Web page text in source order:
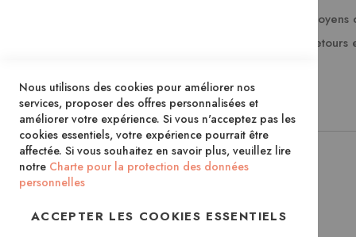
Inscription à la newsletter
Nous utilisons des cookies pour améliorer nos
services, proposer des offres personnalisées et
améliorer votre expérience. Si vous n'acceptez pas les
cookies essentiels, votre expérience pourrait être
affectée. Si vous souhaitez en savoir plus, veuillez lire
notre Charte pour la protection des données
personnelles
ACCEPTER LES COOKIES ESSENTIELS